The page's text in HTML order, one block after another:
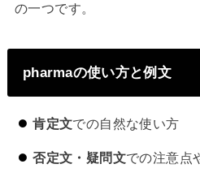
の一つです。
pharmaの使い方と例文
肯定文での自然な使い方
否定文・疑問文での注意点